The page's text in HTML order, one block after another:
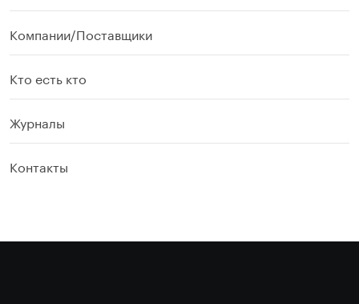
Компании/Поставщики
Кто есть кто
Журналы
Контакты